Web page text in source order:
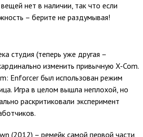
нет в наличии, так что если
– берите не раздумывая!
студия (теперь уже другая –
изменить привычную X-Com.
Enforcer был использован режим
Игра в целом вышла неплохой, но
раскритиковали эксперимент
(2012) – ремейк самой первой части